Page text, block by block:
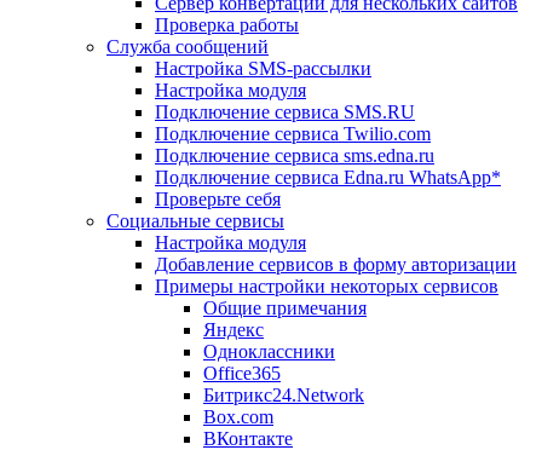
Проверка работы
Служба сообщений
Настройка SMS-рассылки
Настройка модуля
Подключение сервиса SMS.RU
Подключение сервиса Twilio.com
Подключение сервиса sms.edna.ru
Подключение сервиса Edna.ru WhatsApp*
Проверьте себя
Социальные сервисы
Настройка модуля
Добавление сервисов в форму авторизации
Примеры настройки некоторых сервисов
Общие примечания
Яндекс
Одноклассники
Office365
Битрикс24.Network
Box.com
ВКонтакте